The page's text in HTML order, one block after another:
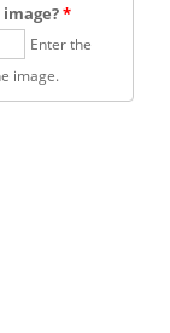
*
Enter the
image.